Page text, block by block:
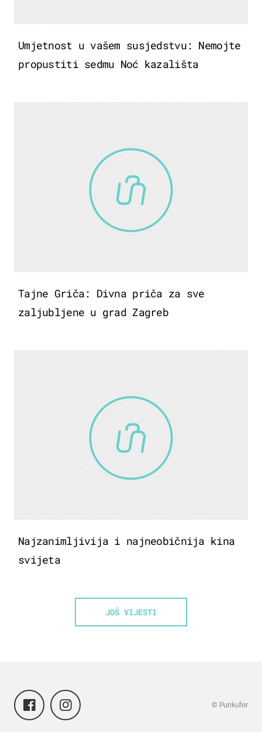
Umjetnost u vašem susjedstvu: Nemojte
propustiti sedmu Noć kazališta
Tajne Griča: Divna priča za sve
zaljubljene u grad Zagreb
Najzanimljivija i najneobičnija kina
svijeta
JOŠ VIJESTI
© Punkufer